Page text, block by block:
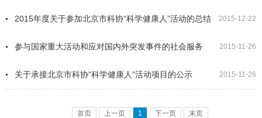
2015年度关于参加北京市科协“科学健康人”活动的总结 2015-12-22
参与国家重大活动和应对国内外突发事件的社会服务 2015-11-26
关于承接北京市科协“科学健康人”活动项目的公示 2015-11-26
首页 上一页 1 下一页 末页